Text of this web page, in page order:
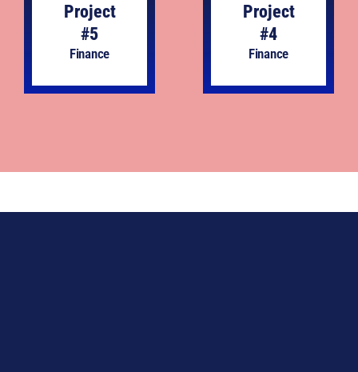
Project
#5
Finance
Project
#4
Finance